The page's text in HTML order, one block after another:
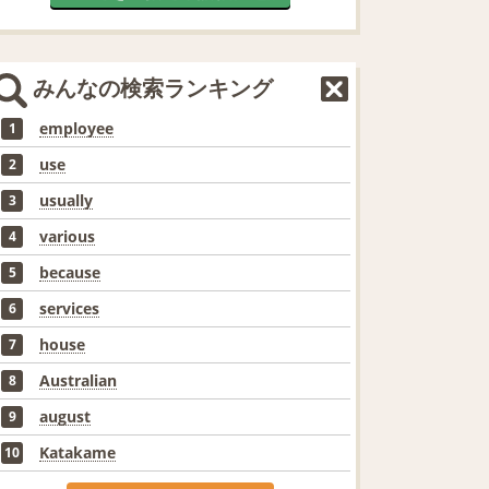
みんなの検索ランキング
1 employee
2 use
3 usually
4 various
5 because
6 services
7 house
8 Australian
9 august
10 Katakame